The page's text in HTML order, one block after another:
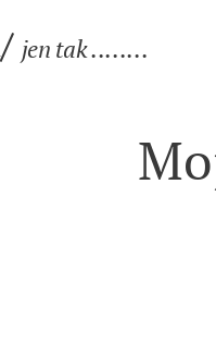
jen tak ........